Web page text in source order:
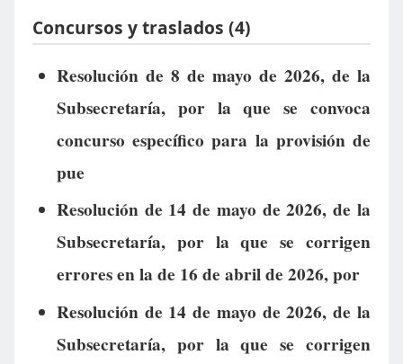
Concursos y traslados (4)
Resolución de 8 de mayo de 2026, de la
Subsecretaría, por la que se convoca
concurso específico para la provisión de
pue
Resolución de 14 de mayo de 2026, de la
Subsecretaría, por la que se corrigen
errores en la de 16 de abril de 2026, por
Resolución de 14 de mayo de 2026, de la
Subsecretaría, por la que se corrigen